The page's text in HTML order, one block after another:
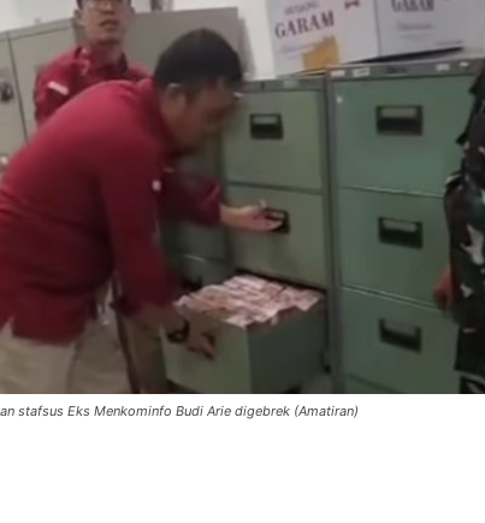
stafsus Eks Menkominfo Budi Arie digebrek (Amatiran)